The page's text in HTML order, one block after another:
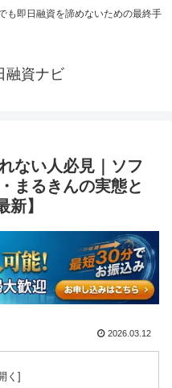
も即日融資を諦めないための最終手
融資ナビ
ない人必見｜ソフ
まるきんの実態と
】
2026.03.12